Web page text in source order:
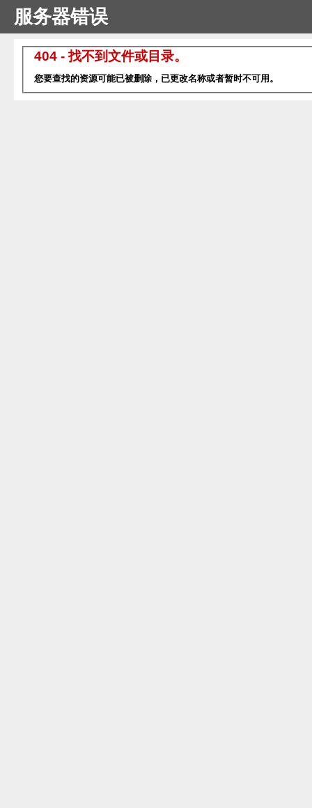
服务器错误
404 - 找不到文件或目录。
您要查找的资源可能已被删除，已更改名称或者暂时不可用。